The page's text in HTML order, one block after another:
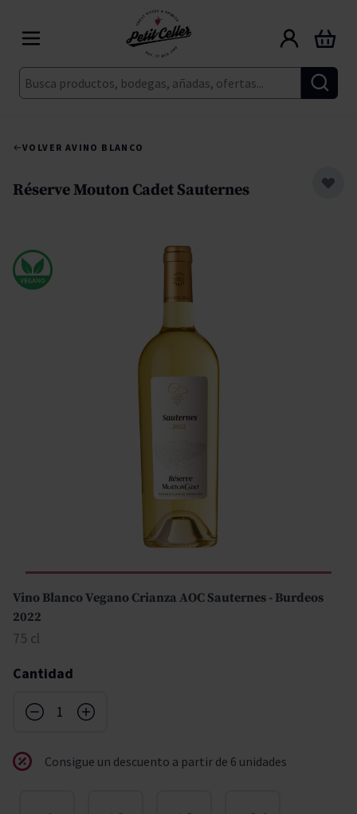
Buscar
Carrito
VOLVER AVINO BLANCO
Réserve Mouton Cadet Sauternes
Vino Blanco Vegano Crianza AOC Sauternes - Burdeos
2022
75 cl
Cantidad
Consigue un descuento a partir de 6 unidades